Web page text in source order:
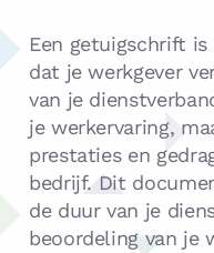
Een getuigschrift
dat je werkgever
van je
je werkervaring,
prestaties en
bedrijf. Dit
de duur van je
beoordeling van je